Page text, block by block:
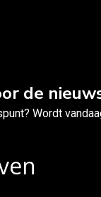
de
Wordt